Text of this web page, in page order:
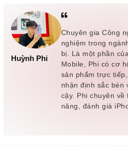
Huỳnh Phi
Chuyên gia Công
nghiệm trong
bị. Là một phần
Mobile, Phi có cơ
sản phẩm trực
nhận định sắc bén
cậy. Phi chuyên
năng, đánh giá